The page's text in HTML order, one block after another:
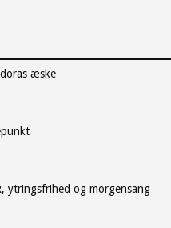
æske
ytringsfrihed og morgensang